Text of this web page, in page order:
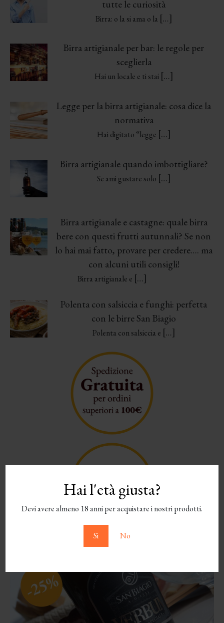
Hai l'età giusta?
Devi avere almeno 18 anni per acquistare i nostri prodotti.
Si No
tutte le curiosità
Birra: o la si ama o la […]
Birra artigianale per bar: le regole per
sceglierla
Hai un locale e ti stai […]
Legge per la birra artigianale: cosa dice la
normativa
Hai digitato “legge […]
Birra artigianale quando imbottigliare?
Se ami gustare solo […]
Birra artigianale e castagne: quale birra
bere con questi frutti autunnali? Se non
lo hai mai fatto, provare per credere…. ma
con alcuni utili consigli!
Birra artigianale e […]
Polenta con salsiccia e funghi: perfetta
con le birre San Biagio
Polenta con salsiccia e […]